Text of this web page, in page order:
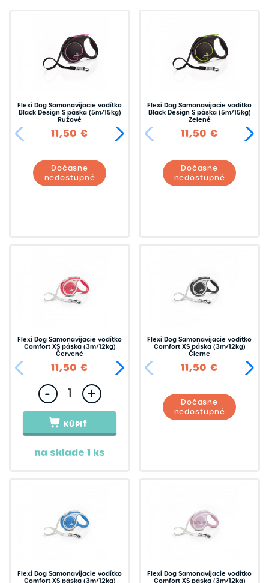
Flexi Dog Samonavíjacie vodítko
Black Design S páska (5m/15kg)
Ružové
11,50 € 13,50 €
Dočasne
nedostupné
Flexi Dog Samonavíjacie vodítko
Black Design S páska (5m/15kg)
Zelené
11,50 €
Dočasne
nedostupné
Flexi Dog Samonavíjacie vodítko
Comfort XS páska (3m/12kg)
Červené
11,50 € 23,95 €
- +
KÚPIŤ
na sklade 1 ks
Flexi Dog Samonavíjacie vodítko
Comfort XS páska (3m/12kg)
Čierne
11,50 €
Dočasne
nedostupné
Flexi Dog Samonavíjacie vodítko
Comfort XS páska (3m/12kg)
Flexi Dog Samonavíjacie vodítko
Comfort XS páska (3m/12kg)